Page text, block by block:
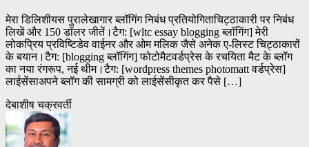
मेरा डिलिशीयस पुरालेखागार ब्लॉगिंग निबंध प्रतियोगिताचिट्ठाकारी पर निबंध
लिखें और 150 डॉलर जीतें।टैग: [wltc essay blogging ब्लॉगिंग] मेरी
लोकप्रिय प्रविष्टिडेव वाईनर और ओम मलिक जैसे अनेक ए-लिस्ट चिट्ठाकारों
के बयान।टैग: [blogging ब्लॉगिंग] फोटोमैटवर्डप्रेस के रचयिता मैट के ब्लॉग
का नया रंगरूप, नई थीम।टैग: [wordpress themes photomatt वर्डप्रेस]
लाईसेंसाअपने ब्लॉग की सामग्री को लाईसेंसीकृत कर पैसे […]
देबाशीष चक्रवर्ती